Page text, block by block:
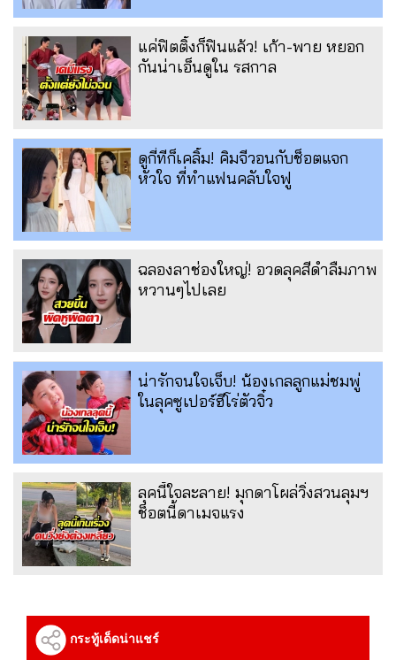
แค่ฟิตติ้งก็ฟินแล้ว! เก้า-พาย หยอก
กันน่าเอ็นดูใน รสกาล
ดูกี่ทีก็เคลิ้ม! คิมจีวอนกับช็อตแจก
หัวใจ ที่ทำแฟนคลับใจฟู
ฉลองลาช่องใหญ่! อวดลุคสีดำลืมภาพ
หวานๆไปเลย
น่ารักจนใจเจ็บ! น้องเกลลูกแม่ชมพู่
ในลุคซูเปอร์ฮีโร่ตัวจิ๋ว
ลุคนี้ใจละลาย! มุกดาโผล่วิ่งสวนลุมฯ
ช็อตนี้ดาเมจแรง
กระทู้เด็ดน่าแชร์